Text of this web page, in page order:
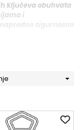
ključeva obuhvata
i